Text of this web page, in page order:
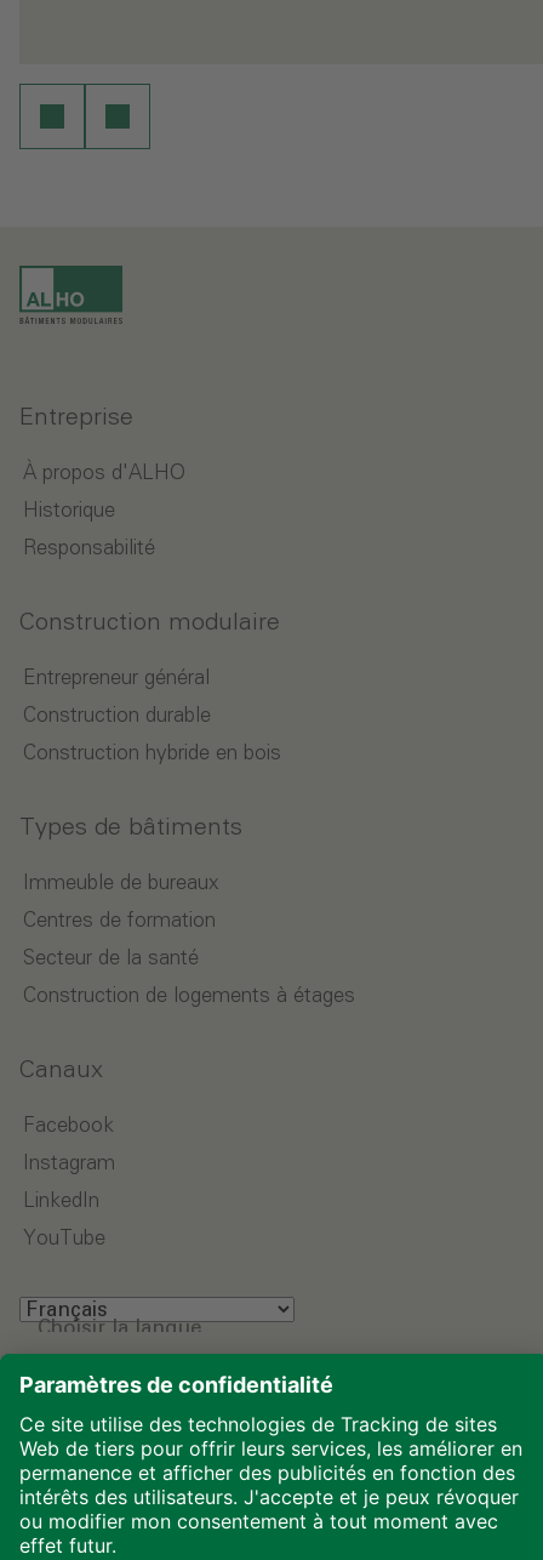
Entreprise
À propos d'ALHO
Historique
Responsabilité
Construction modulaire
Entrepreneur général
Construction durable
Construction hybride en bois
Types de bâtiments
Immeuble de bureaux
Centres de formation
Secteur de la santé
Construction de logements à étages
Canaux
Facebook
Instagram
LinkedIn
YouTube
Choisir la langue
Mentions légales
Protection des données